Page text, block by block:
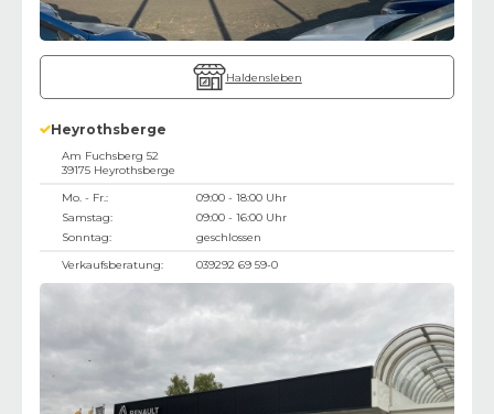
Haldensleben
Heyrothsberge
Am Fuchsberg 52
39175 Heyrothsberge
Mo. - Fr.:
09:00 - 18:00 Uhr
Samstag:
09:00 - 16:00 Uhr
Sonntag:
geschlossen
Verkaufsberatung:
039292 69 59-0